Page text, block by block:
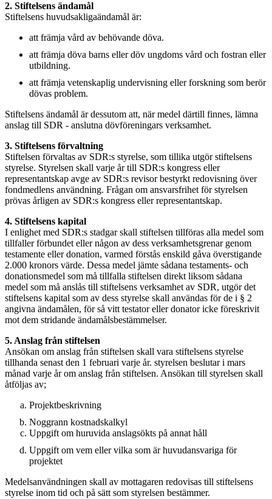
2. Stiftelsens ändamål
Stiftelsens huvudsakligaändamål är:
att främja vård av behövande döva.
att främja döva barns eller döv ungdoms vård och fostran eller
utbildning.
att främja vetenskaplig undervisning eller forskning som berör
dövas problem.
Stiftelsens ändamål är dessutom att, när medel därtill finnes, lämna
anslag till SDR ‑ anslutna dövföreningars verksamhet.
3. Stiftelsens förvaltning
Stiftelsen förvaltas av SDR:s styrelse, som tillika utgör stiftelsens
styrelse. Styrelsen skall varje år till SDR:s kongress eller
representantskap avge av SDR:s revisor bestyrkt redovisning över
fondmedlens användning. Frågan om ansvarsfrihet för styrelsen
prövas årligen av SDR:s kongress eller representantskap.
4. Stiftelsens kapital
I enlighet med SDR:s stadgar skall stiftelsen tillföras alla medel som
tillfaller förbundet eller någon av dess verksamhetsgrenar genom
testamente eller donation, varmed förstås enskild gåva överstigande
2.000 kronors värde. Dessa medel jämte sådana testaments‑ och
donationsmedel som må tillfalla stiftelsen direkt liksom sådana
medel som må anslås till stiftelsens verksamhet av SDR, utgör det
stiftelsens kapital som av dess styrelse skall användas för de i § 2
angivna ändamålen, för så vitt testator eller donator icke föreskrivit
mot dem stridande ändamålsbestämmelser.
5. Anslag från stiftelsen
Ansökan om anslag från stiftelsen skall vara stiftelsens styrelse
tillhanda senast den 1 februari varje år. styrelsen beslutar i mars
månad varje år om anslag från stiftelsen. Ansökan till styrelsen skall
åtföljas av;
Projektbeskrivning
Noggrann kostnadskalkyl
Uppgift om huruvida anslagsökts på annat håll
Uppgift om vem eller vilka som är huvudansvariga för
projektet
Medelsanvändningen skall av mottagaren redovisas till stiftelsens
styrelse inom tid och på sätt som styrelsen bestämmer.